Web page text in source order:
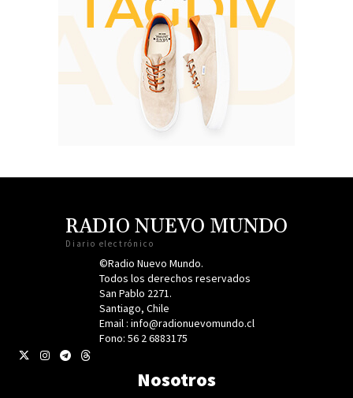
RADIO NUEVO MUNDO
Diario electrónico
©Radio Nuevo Mundo.
Todos los derechos reservados
San Pablo 2271.
Santiago, Chile
Email : info@radionuevomundo.cl
Fono: 56 2 6883175
Nosotros